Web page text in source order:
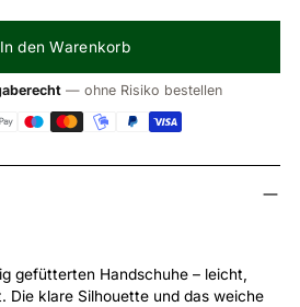
den Warenkorb
— ohne Risiko bestellen
gefütterten Handschuhe – leicht,
Die klare Silhouette und das weiche